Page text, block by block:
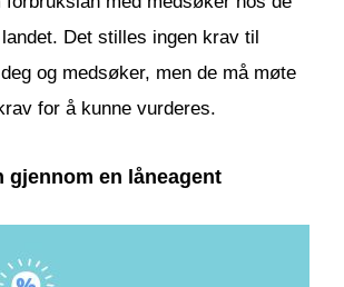
Det stilles ingen krav til
og medsøker, men de må møte
for å kunne vurderes.
gjennom en låneagent